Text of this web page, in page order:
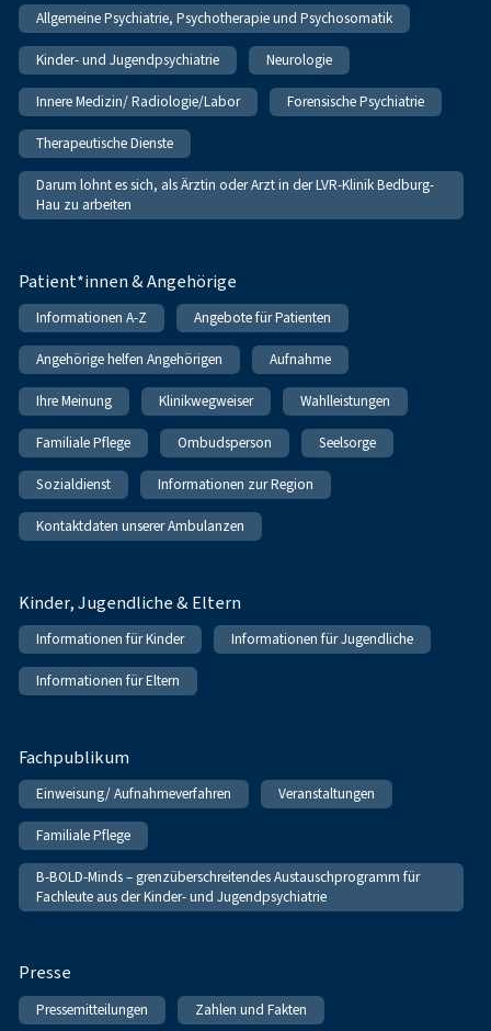
Allgemeine Psychiatrie, Psychotherapie und Psychosomatik
Kinder- und Jugendpsychiatrie Neurologie
Innere Medizin/ Radiologie/Labor Forensische Psychiatrie
Therapeutische Dienste
Darum lohnt es sich, als Ärztin oder Arzt in der LVR-Klinik Bedburg-
Hau zu arbeiten
Patient*innen & Angehörige
Informationen A-Z Angebote für Patienten
Angehörige helfen Angehörigen Aufnahme
Ihre Meinung Klinikwegweiser Wahlleistungen
Familiale Pflege Ombudsperson Seelsorge
Sozialdienst Informationen zur Region
Kontaktdaten unserer Ambulanzen
Kinder, Jugendliche & Eltern
Informationen für Kinder Informationen für Jugendliche
Informationen für Eltern
Fachpublikum
Einweisung/ Aufnahmeverfahren Veranstaltungen
Familiale Pflege
B-BOLD-Minds – grenzüberschreitendes Austauschprogramm für
Fachleute aus der Kinder- und Jugendpsychiatrie
Presse
Pressemitteilungen Zahlen und Fakten